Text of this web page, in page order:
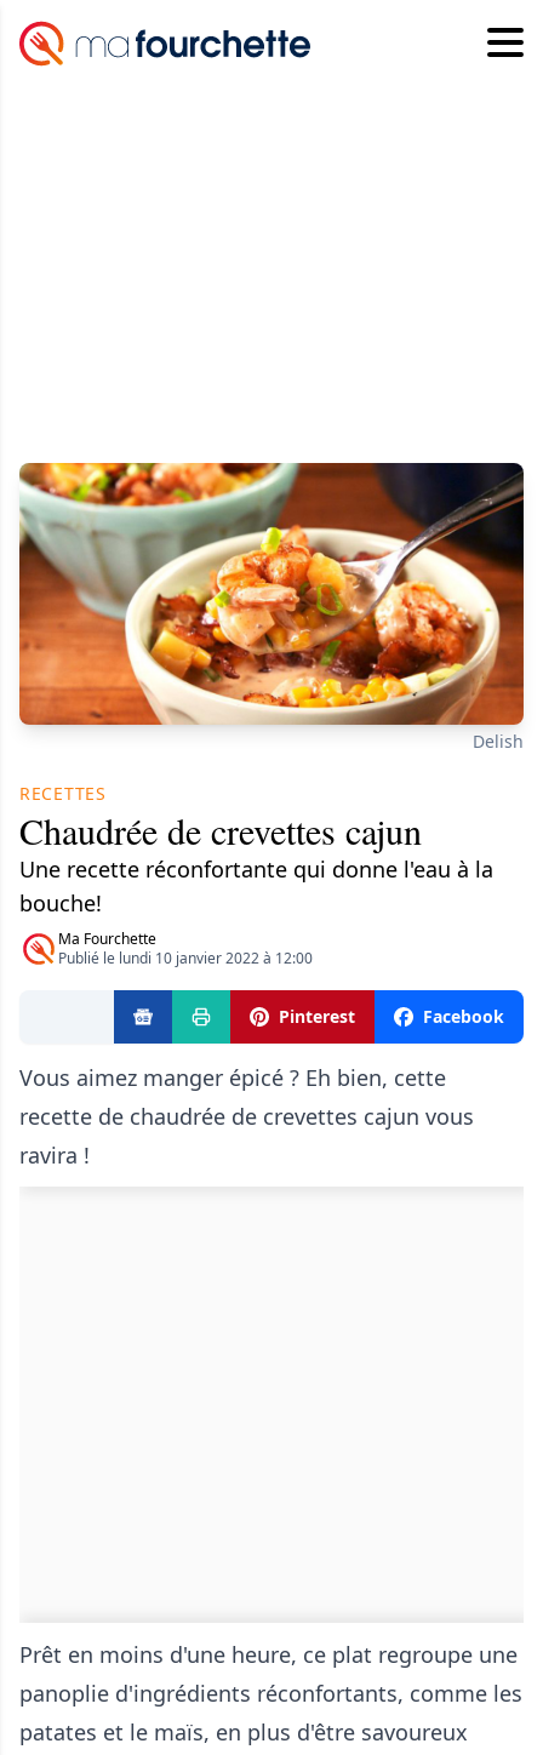
Delish
RECETTES
Chaudrée de crevettes cajun
Une recette réconfortante qui donne l'eau à la
bouche!
Ma Fourchette
Publié le lundi 10 janvier 2022 à 12:00
Pinterest Facebook
Vous aimez manger épicé ? Eh bien, cette
recette de chaudrée de crevettes cajun vous
ravira !
Prêt en moins d'une heure, ce plat regroupe une
panoplie d'ingrédients réconfortants, comme les
patates et le maïs, en plus d'être savoureux